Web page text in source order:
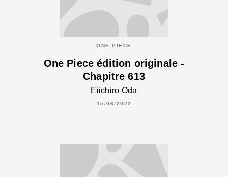
ONE PIECE
One Piece édition originale -
Chapitre 613
Eiichiro Oda
15/06/2022